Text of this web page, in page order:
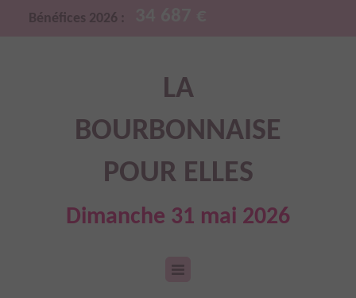
Bénéfices 2026 :
LA
BOURBONNAISE
POUR ELLES
Dimanche 31 mai 2026